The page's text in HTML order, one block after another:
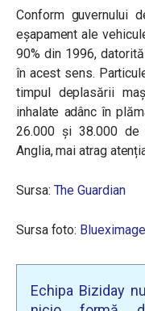
Conform guvernului
eșapament ale
90% din 1996,
în acest sens.
timpul deplasării
inhalate adânc în
26.000 și 38.000
Anglia, mai atrag
Sursa: The Guardian
Sursa foto:
Echipa Biziday